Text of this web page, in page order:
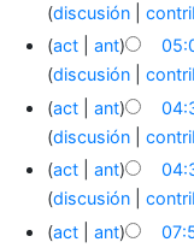
discusión
act
ant
discusión
act
ant
discusión
act
ant
discusión
act
ant